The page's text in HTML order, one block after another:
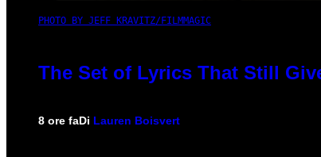
PHOTO BY JEFF KRAVITZ/FILMMAGIC
The Set of Lyrics That Still
8 ore faDi Lauren Boisvert